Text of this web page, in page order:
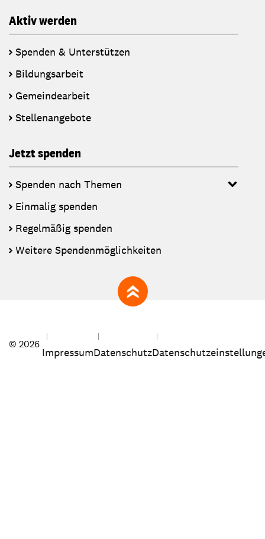
Aktiv werden
Spenden & Unterstützen
Bildungsarbeit
Gemeindearbeit
Stellenangebote
Jetzt spenden
Spenden nach Themen
Einmalig spenden
Regelmäßig spenden
Weitere Spendenmöglichkeiten
zum Seitenanfang
© 2026
ImpressumDatenschutz